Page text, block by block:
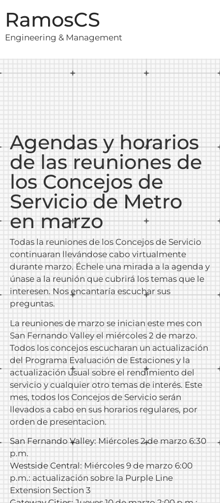
RamosCS
Engineering & Management
Agendas y horarios
de las reuniones de
los Concejos de
Servicio de Metro
en marzo
Todas la reuniones de los Concejos de Servicio
continuaran llevándose cabo virtualmente
durante marzo. Échele una mirada a la agenda y
únase a la reunión que cubrirá los temas que le
interesen. Nos encantaría escuchar sus
preguntas.
La reuniones de marzo se inician este mes con
San Fernando Valley el miércoles 2 de marzo.
Todos los concejos escucharan un actualización
del Programa Evaluación de Estaciones y la
actualización usual sobre el rendimiento del
servicio y cualquier otro temas de interés. Este
mes, todos los Concejos de Servicio serán
llevados a cabo en sus horarios regulares, por
orden de presentacion.
San Fernando Valley: Miércoles 2 de marzo 6:30
p.m.
Westside Central: Miércoles 9 de marzo 6:00
p.m.: actualización sobre la Purple Line
Extension Section 3